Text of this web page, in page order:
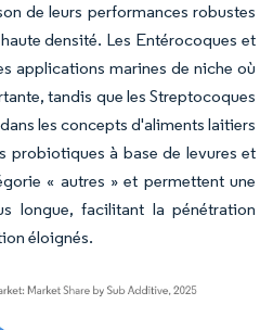
de leurs performances robustes
densité. Les Entérocoques et
applications marines de niche où
tandis que les Streptocoques
les concepts d'aliments laitiers
probiotiques à base de levures et
« autres » et permettent une
longue, facilitant la pénétration
éloignés.